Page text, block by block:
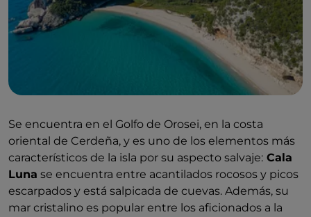
Se encuentra en el Golfo de Orosei, en la costa
oriental de Cerdeña, y es uno de los elementos más
característicos de la isla por su aspecto salvaje: Cala
Luna se encuentra entre acantilados rocosos y picos
escarpados y está salpicada de cuevas. Además, su
mar cristalino es popular entre los aficionados a la